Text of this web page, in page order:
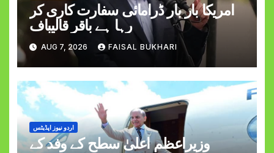
امریکا بار بار ڈرامائی سفارت کاری کر
رہا ہے باقر قالیباف
AUG 7, 2026 FAISAL BUKHARI
اردو نیوز اپڈیٹس
وزیراعظم اعلیٰ سطح کے وفد کے